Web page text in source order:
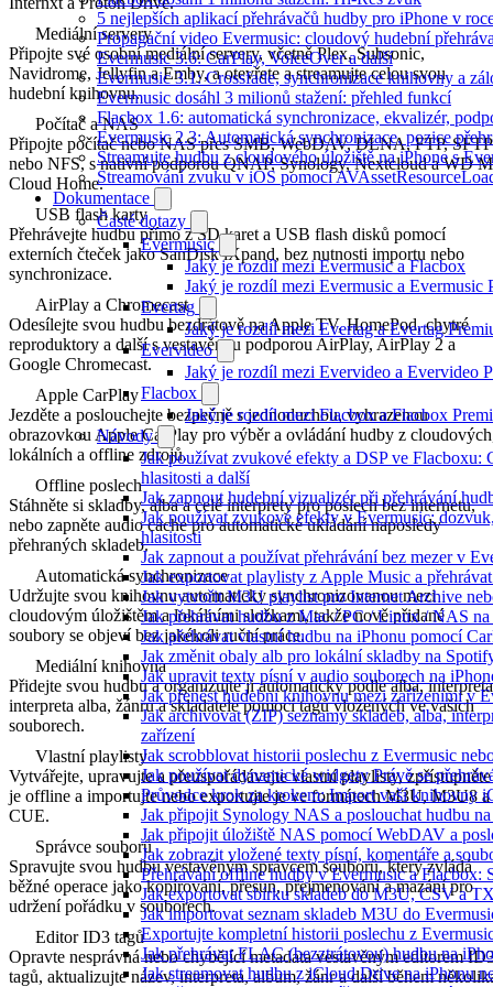
5 nejlepších aplikací přehrávačů hudby pro iPhone v
Propagační video Evermusic: cloudový hudební
Evermusic 3.6: CarPlay, VoiceOver a další
Evermusic 3.1: Crossfade, synchronizace knihovny a
Evermusic dosáhl 3 milionů stažení: přehled funkcí
Flacbox 1.6: automatická synchronizace, ekvalizér,
Evermusic 2.3: Automatická synchronizace, pozice
Streamujte hudbu z cloudového úložiště na iPhone s
Streamování zvuku v iOS pomocí
Dokumentace
Časté dotazy
Evermusic
Jaký je rozdíl mezi Evermusic a Flacbox
Jaký je rozdíl mezi Evermusic a Evermusic
Evertag
Jaký je rozdíl mezi Evertag a Evertag
Evervideo
Jaký je rozdíl mezi Evervideo a Evervideo
Flacbox
Jaký je rozdíl mezi Flacbox a Flacbox
Návody
Jak používat zvukové efekty a DSP ve Flacboxu:
hlasitosti a další
Jak zapnout hudební vizualizér při přehrávání
Jak používat zvukové efekty v Evermusic:
hlasitosti
Jak zapnout a používat přehrávání bez mezer v
Jak exportovat playlisty z Apple Music a
Jak vytvořit M3U playlist pro Internet Archive
Jak přehrávat hudbu z Mac / PC / Linux / NAS
Jak přehrávat vlastní hudbu na iPhonu pomocí
Jak změnit obaly alb pro lokální skladby na
Jak upravit texty písní v audio souborech na
Jak přenést hudební knihovnu mezi zařízeními v
Jak archivovat (ZIP) seznamy skladeb, alba,
zařízení
Jak scrobblovat historii poslechu z Evermusic
Jak používat dynamické widgety Právě se
Průvodce krok za krokem: Import vaší knihovny
Jak připojit Synology NAS a poslouchat hudbu
Jak připojit úložiště NAS pomocí WebDAV a
Jak zobrazit vložené texty písní, komentáře a
Přehrávání offline hudby v Evermusic a Flacbox:
Jak exportovat sbírku skladeb do M3U, CSV a
Jak importovat seznam skladeb M3U do
Exportujte kompletní historii poslechu z
Jak přehrávat FLAC (bezztrátovou) hudbu na
Jak streamovat hudbu z iCloud Drive na iPhonu
Mediální servery
Připojte své osobní mediální servery, včetně Plex, Subsonic,
Navidrome, Jellyfin a Emby, a otevřete a streamujte celou svou
hudební knihovnu.
Počítač a NAS
Připojte počítač nebo NAS přes SMB, WebDAV, DLNA, FTP, SFTP
nebo NFS, s nativní podporou QNAP, Synology, Nextcloud a WD
Cloud Home.
USB flash karty
Přehrávejte hudbu přímo z SD karet a USB flash disků pomocí
externích čteček jako SanDisk iXpand, bez nutnosti importu nebo
synchronizace.
AirPlay a Chromecast
Odesílejte svou hudbu bezdrátově na Apple TV, HomePod, chytré
reproduktory a další s vestavěnou podporou AirPlay, AirPlay 2 a
Google Chromecast.
Apple CarPlay
Jezděte a poslouchejte bezpečně s jednoduchou, vyhrazenou
obrazovkou Apple CarPlay pro výběr a ovládání hudby z
lokálních a offline zdrojů.
Offline poslech
Stáhněte si skladby, alba a celé interprety pro poslech bez internetu,
nebo zapněte audio cache pro automatické ukládání naposledy
přehraných skladeb.
Automatická synchronizace
Udržujte svou knihovnu automaticky synchronizovanou mezi
cloudovým úložištěm a lokálními složkami, takže nově přidané
soubory se objeví bez jakékoli ruční práce.
Mediální knihovna
Přidejte svou hudbu a organizujte ji automaticky podle alba,
interpreta alba, žánru a skladatele pomocí tagů vložených ve vašich
souborech.
Vlastní playlisty
Vytvářejte, upravujte a přeuspořádávejte vlastní playlisty, zpřístupněte
je offline a importujte nebo exportujte je ve formátech M3U, M3U8 a
CUE.
Správce souborů
Spravujte svou hudbu vestavěným správcem souborů, který zvládá
běžné operace jako kopírování, přesun, přejmenování a mazání pro
udržení pořádku v souborech.
Editor ID3 tagů
Opravte nesprávná nebo chybějící metadata vestavěným editorem
tagů, aktualizujte název, interpreta, album, žánr a další během